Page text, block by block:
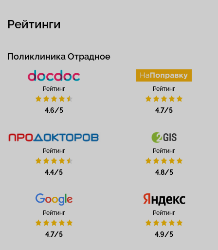
Рейтинги
Поликлиника Отрадное
Рейтинг
4.6/5
Рейтинг
4.7/5
Рейтинг
4.4/5
Рейтинг
4.8/5
Рейтинг
4.7/5
Рейтинг
4.9/5